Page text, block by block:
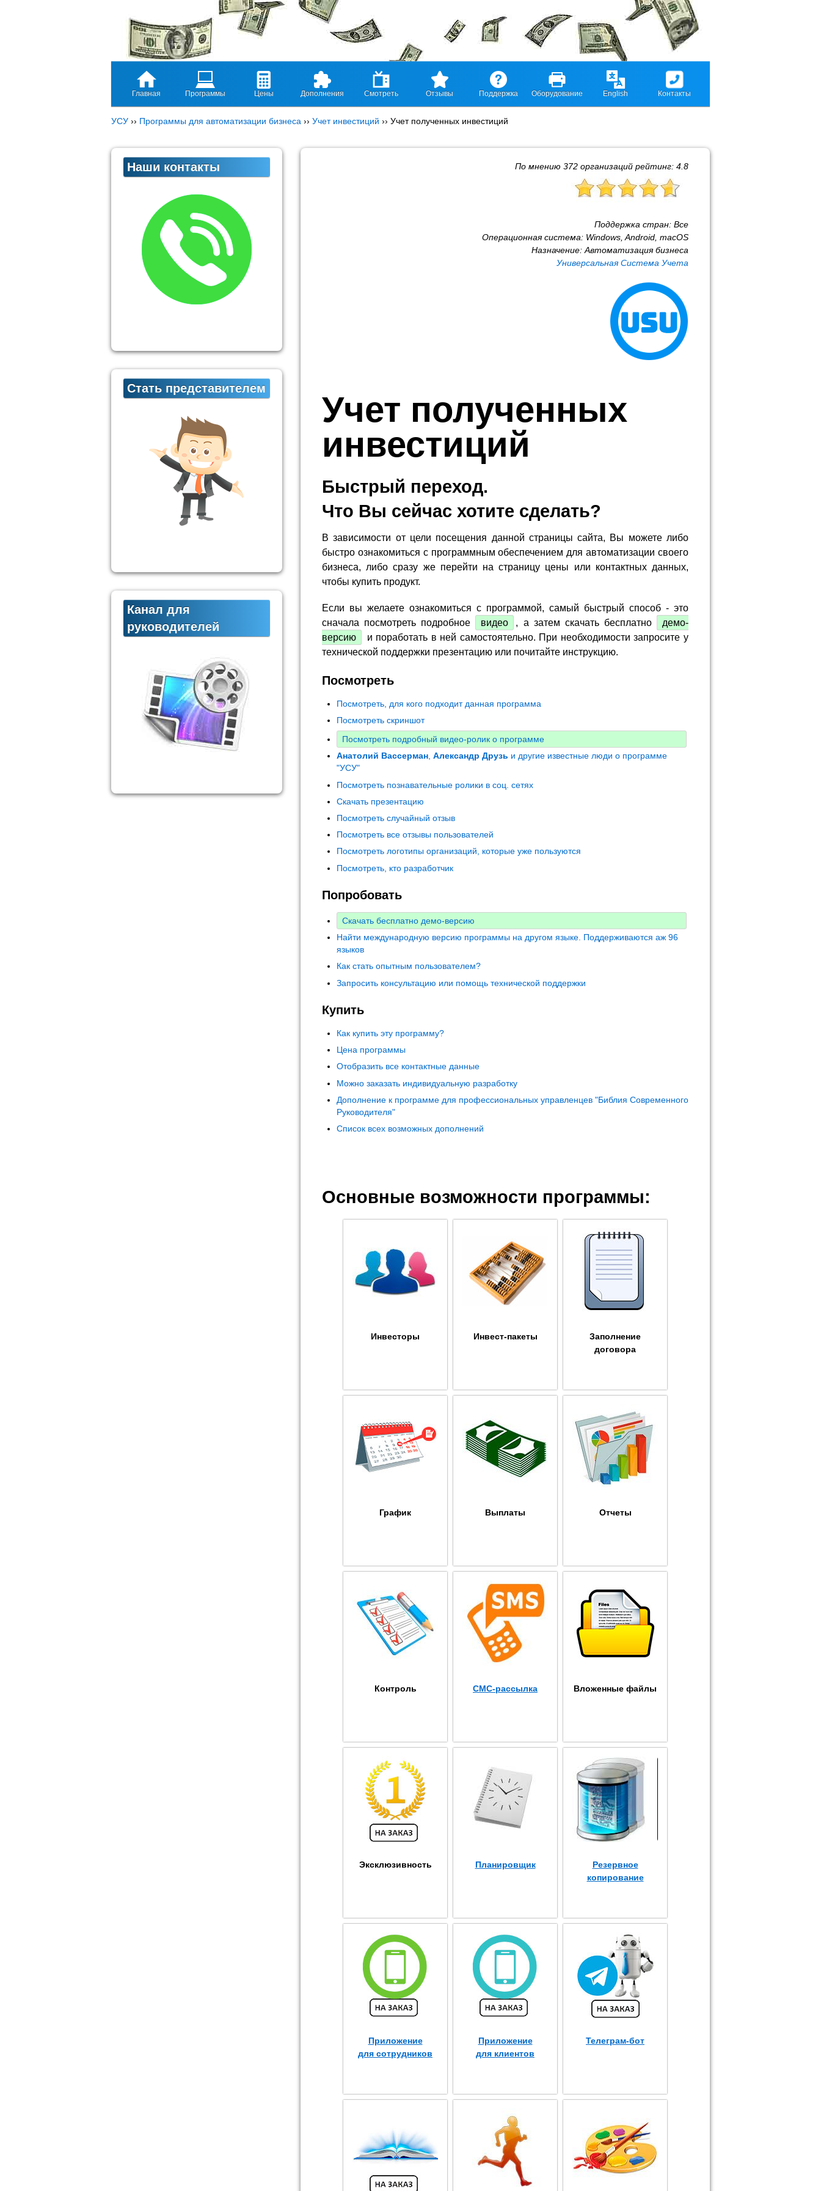
Главная Программы Цены Дополнения Смотреть Отзывы Поддержка Оборудование English Контакты
УСУ ›› Программы для автоматизации бизнеса ›› Учет инвестиций ›› Учет полученных инвестиций
По мнению 372 организаций рейтинг: 4.8
Поддержка стран: Все
Операционная система: Windows, Android, macOS
Назначение: Автоматизация бизнеса
Универсальная Система Учета
Учет полученных
инвестиций
Быстрый переход.
Что Вы сейчас хотите сделать?
В зависимости от цели посещения данной страницы сайта, Вы можете либо
быстро ознакомиться с программным обеспечением для автоматизации своего
бизнеса, либо сразу же перейти на страницу цены или контактных данных,
чтобы купить продукт.
Если вы желаете ознакомиться с программой, самый быстрый способ - это
сначала посмотреть подробное
видео , а затем скачать бесплатно
демо-
версию
и поработать в ней самостоятельно. При необходимости запросите у
технической поддержки презентацию или почитайте инструкцию.
Посмотреть
Посмотреть, для кого подходит данная программа
Посмотреть скриншот
Посмотреть подробный видео-ролик о программе
Анатолий Вассерман, Александр Друзь и другие известные люди о программе
"УСУ"
Посмотреть познавательные ролики в соц. сетях
Скачать презентацию
Посмотреть случайный отзыв
Посмотреть все отзывы пользователей
Посмотреть логотипы организаций, которые уже пользуются
Посмотреть, кто разработчик
Попробовать
Скачать бесплатно демо-версию
Найти международную версию программы на другом языке. Поддерживаются аж 96
языков
Как стать опытным пользователем?
Запросить консультацию или помощь технической поддержки
Купить
Как купить эту программу?
Цена программы
Отобразить все контактные данные
Можно заказать индивидуальную разработку
Дополнение к программе для профессиональных управленцев "Библия Современного
Руководителя"
Список всех возможных дополнений
Основные возможности программы:
Инвесторы Инвест-пакеты
Заполнение
договора
График Выплаты Отчеты
Контроль СМС-рассылка Вложенные файлы
Эксклюзивность Планировщик
Резервное
копирование
Приложение
для сотрудников
Приложение
для клиентов
Телеграм-бот
Наши контакты
Стать представителем
Канал для
руководителей